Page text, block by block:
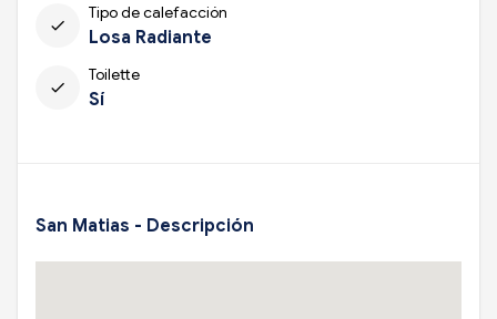
check
Tipo de calefacción
Losa Radiante
check
Toilette
Sí
San Matias - Descripción